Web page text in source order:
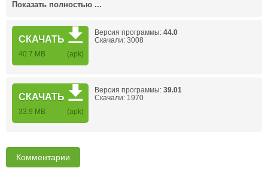
Показать полностью ...
СКАЧАТЬ
40.7 MB (apk)
Версия программы: 44.0
Скачали: 3008
СКАЧАТЬ
33.9 MB (apk)
Версия программы: 39.01
Скачали: 1970
Комментарии